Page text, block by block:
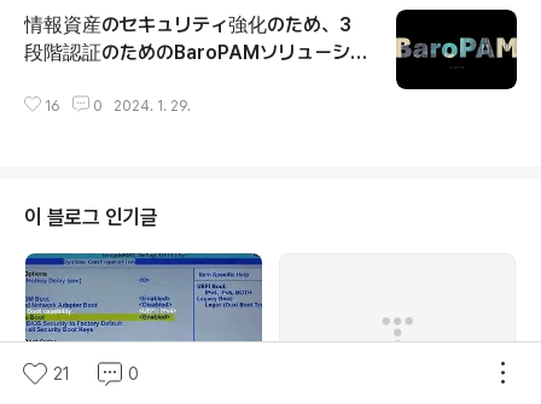
하는 중요한 역할을 하므로, 만약 하나의 인증 요소(예: 비
밀번호)만으로 접근이 허용되면 심각한 위험이 발생할 수
번호 단독 사용의 고질적인 취약점을 해결하고, 네트워크
情報資産のセキュリティ強化のため、3
段階認証のためのBaroPAMソリューシ
16 0 2024. 1. 29.
이 블로그 인기글
21 0